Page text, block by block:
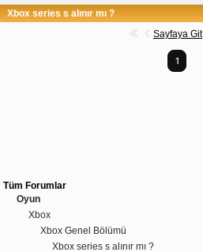
Xbox series s alınır mı ?
Sayfaya Git
1
Tüm Forumlar
Oyun
Xbox
Xbox Genel Bölümü
Xbox series s alınır mı ?